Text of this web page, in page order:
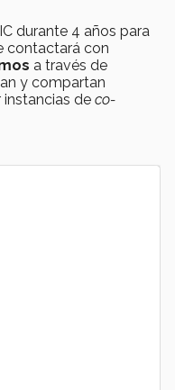
durante 4 años para
contactará con
a través de
y compartan
instancias de co-